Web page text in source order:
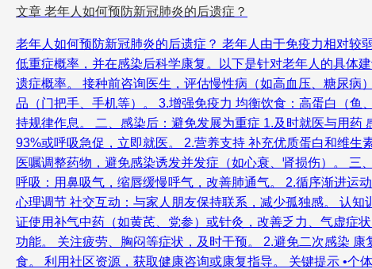
文章 老年人如何预防新冠肺炎的后遗症？
老年人如何预防新冠肺炎的后遗症？ 老年人由于免疫力相对
低重症概率，并在感染后科学康复。以下是针对老年人的具体
遗症概率。 接种前咨询医生，评估慢性病（如高血压、糖尿
品（门把手、手机等）。 3.增强免疫力 均衡饮食：高蛋白（
持规律作息。 二、感染后：避免发展为重症 1.及时就医与用
93%或呼吸急促，立即就医。 2.营养支持 补充优质蛋白和维
医嘱调整药物，避免感染诱发并发症（如心衰、肾损伤）。
呼吸：用鼻吸气，缩唇缓慢呼气，改善肺通气。 2.循序渐进运
心理调节 社交互动：与家人朋友保持联系，减少孤独感。 认
证使用补气中药（如黄芪、党参）或针灸，改善乏力、气虚症
功能。 关注疲劳、胸闷等症状，及时干预。 2.避免二次感染
食。 利用社区资源，获取健康咨询或康复指导。 关键提示 •个